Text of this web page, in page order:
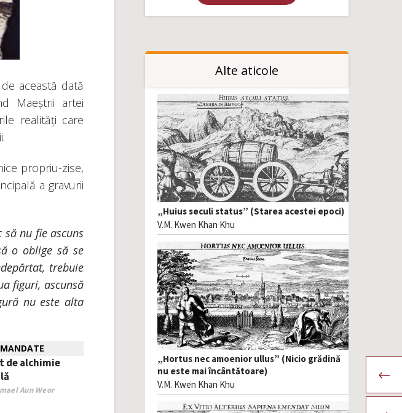
această dată
Maeștrii artei
realități care
propriu-zise,
a gravurii
să nu fie ascuns
o oblige să se
trebuie
figuri, ascunsă
nu este alta
de alchimie
Aun Weor
Alte aticole
„Huius seculi status” (Starea acestei epoci)
V.M. Kwen Khan Khu
„Hortus nec amoenior ullus” (Nicio grădină
nu este mai încântătoare)
V.M. Kwen Khan Khu